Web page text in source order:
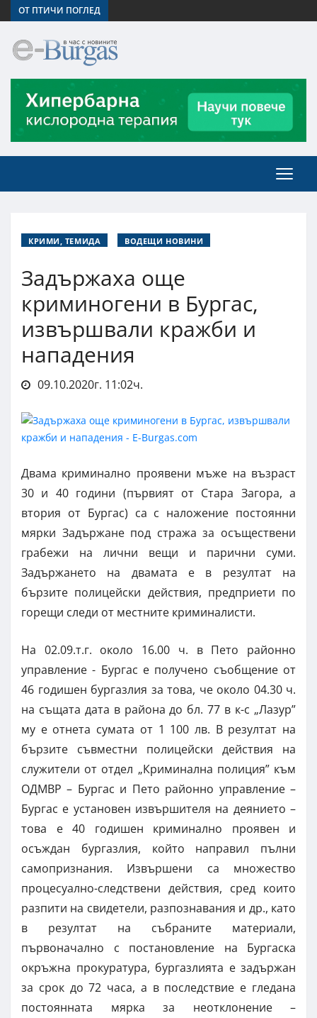
ОТ ПТИЧИ ПОГЛЕД
КРИМИ, ТЕМИДА ВОДЕЩИ НОВИНИ
Задържаха още
криминогени в Бургас,
извършвали кражби и
нападения
09.10.2020г. 11:02ч.
Двама криминално проявени мъже на възраст
30 и 40 години (първият от Стара Загора, а
втория от Бургас) са с наложение постоянни
мярки Задържане под стража за осъществени
грабежи на лични вещи и парични суми.
Задържането на двамата е в резултат на
бързите полицейски действия, предприети по
горещи следи от местните криминалисти.
На 02.09.т.г. около 16.00 ч. в Пето районно
управление - Бургас е получено съобщение от
46 годишен бургазлия за това, че около 04.30 ч.
на същата дата в района до бл. 77 в к-с „Лазур”
му е отнета сумата от 1 100 лв. В резултат на
бързите съвместни полицейски действия на
служители от отдел „Криминална полиция” към
ОДМВР – Бургас и Пето районно управление –
Бургас е установен извършителя на деянието –
това е 40 годишен криминално проявен и
осъждан бургазлия, който направил пълни
самопризнания. Извършени са множество
процесуално-следствени действия, сред които
разпити на свидетели, разпознавания и др., като
в резултат на събраните материали,
първоначално с постановление на Бургаска
окръжна прокуратура, бургазлията е задържан
за срок до 72 часа, а в последствие е гледана
постоянната мярка за неотклонение –